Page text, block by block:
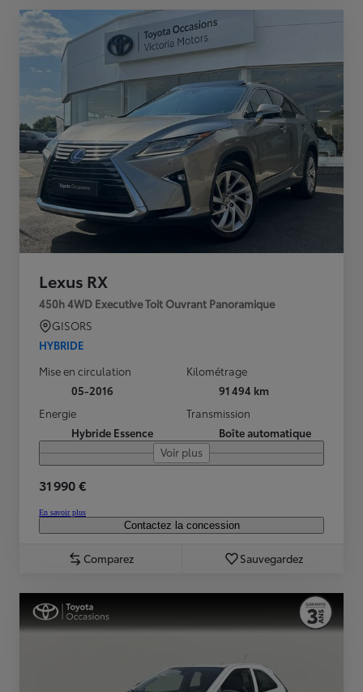
Lexus RX
450h 4WD Executive Toit Ouvrant Panoramique
GISORS
HYBRIDE
Mise en circulation
05-2016
Kilométrage
91 494 km
Energie
Hybride Essence
Transmission
Boîte automatique
Voir plus
31 990 €
En savoir plus
Contactez la concession
Comparez Sauvegardez